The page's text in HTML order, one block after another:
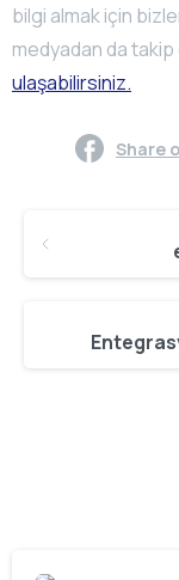
bilgi almak için
medyadan da
ulaşabilirsiniz.
Share
Reading